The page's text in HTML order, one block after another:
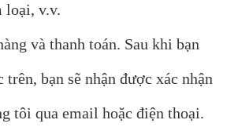
loại, v.v.
và thanh toán. Sau khi bạn
trên, bạn sẽ nhận được xác nhận
tôi qua email hoặc điện thoại.